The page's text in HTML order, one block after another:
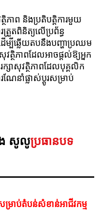
ភាព និងប្រតិបត្តិការមួយ
ត្រួតពិនិត្យលើប្រព័ន្ធ
ដើម្បីឆ្លើយតបនឹងបញ្ហាប្រឈម
ត្ថិភាពដែលអាចផ្តល់ឱ្យអ្នក
រក្សាសុវត្ថិភាពដែលបុគ្គលិក
ែនាំផ្លាស់ប្តូរសម្រាប់
ាង សូលូប្រធានបទ
ម្រាប់តំបន់សំខាន់អាជីវកម្ម